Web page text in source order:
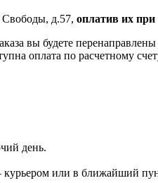
Свободы, д.57, оплатив их при
вы будете
оплата по расчетному
день.
или в ближайший